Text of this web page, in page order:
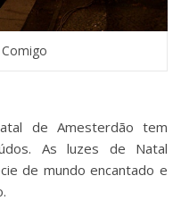
de Amesterdão tem
As luzes de Natal
de mundo encantado e